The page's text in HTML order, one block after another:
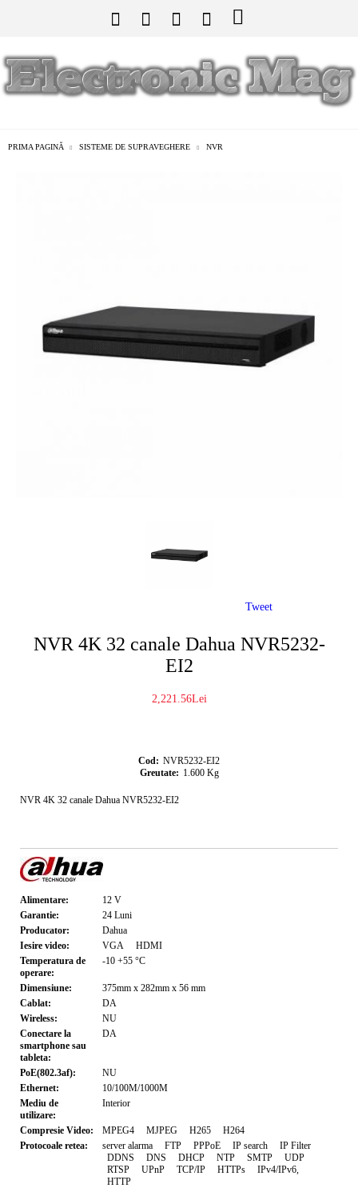
PRIMA PAGINĂ SISTEME DE SUPRAVEGHERE NVR
NVR 4K 32 canale Dahua NVR5232-
EI2
2,221.56Lei
Cod: NVR5232-EI2
Greutate: 1.600 Kg
NVR 4K 32 canale Dahua NVR5232-EI2
Alimentare: 12 V
Garantie:
24 Luni
Producator:
Dahua
Iesire video:
VGA
HDMI
Temperatura de
operare:
-10 +55 °C
Dimensiune: 375mm x 282mm x 56 mm
Cablat:
DA
Wireless:
NU
Conectare la
smartphone sau
tableta:
DA
PoE(802.3af):
NU
Ethernet:
10/100M/1000M
Mediu de
utilizare:
Interior
Compresie Video: MPEG4 MJPEG H265
H264
Protocoale retea:
server alarma FTP PPPoE IP search
IP Filter
DDNS
DNS DHCP NTP SMTP
UDP
RTSP
UPnP TCP/IP HTTPs
IPv4/IPv6,
HTTP
Tweet